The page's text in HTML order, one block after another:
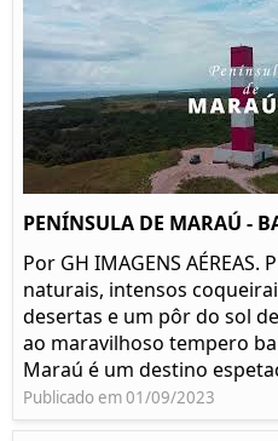
PENÍNSULA DE MARAÚ -
Por GH IMAGENS
naturais, intensos
desertas e um pôr do sol
ao maravilhoso tempero
Maraú é um destino
Publicado em 01/09/2023